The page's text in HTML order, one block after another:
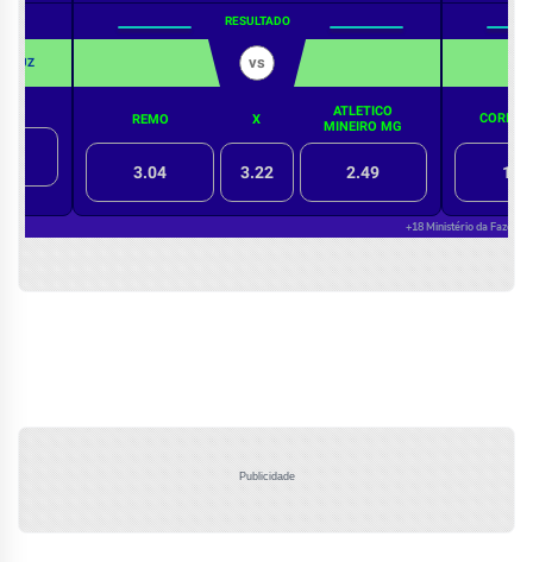
Publicidade